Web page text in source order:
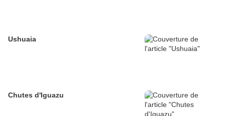
Ushuaia
Chutes d'Iguazu